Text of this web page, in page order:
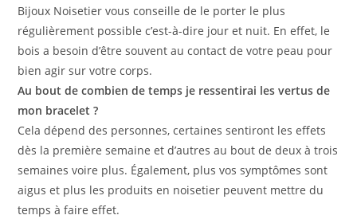
Bijoux Noisetier vous conseille de le porter le plus
régulièrement possible c’est-à-dire jour et nuit. En effet, le
bois a besoin d’être souvent au contact de votre peau pour
bien agir sur votre corps.
Au bout de combien de temps je ressentirai les vertus de
mon bracelet ?
Cela dépend des personnes, certaines sentiront les effets
dès la première semaine et d’autres au bout de deux à trois
semaines voire plus. Également, plus vos symptômes sont
aigus et plus les produits en noisetier peuvent mettre du
temps à faire effet.